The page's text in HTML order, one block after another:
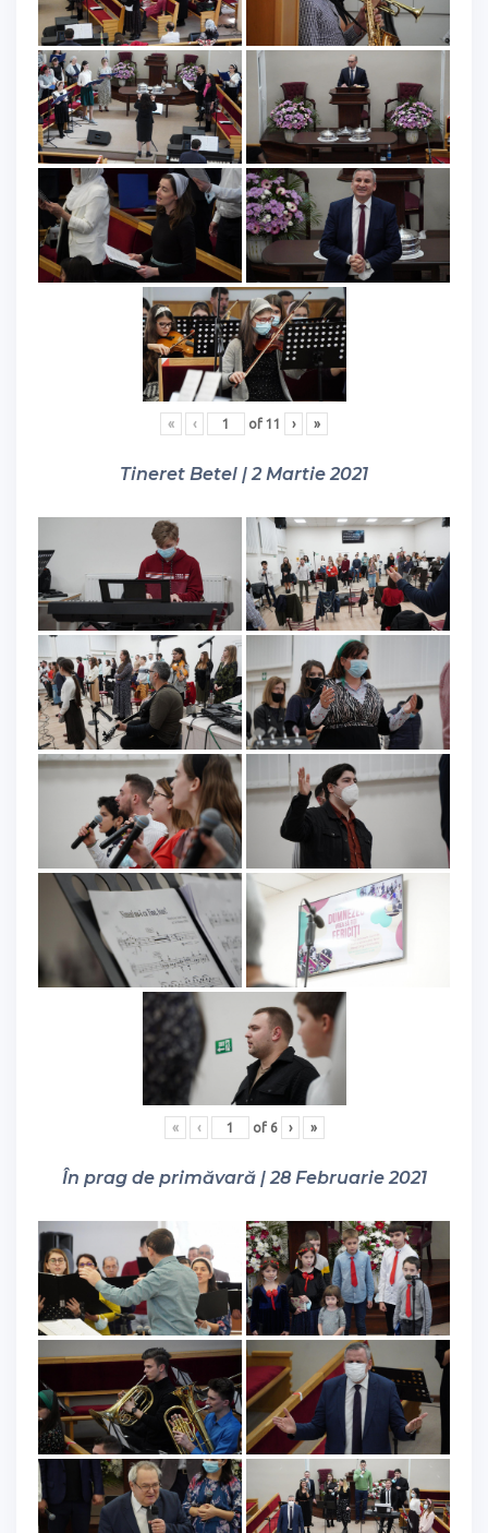
« ‹ of 11 › »
Tineret Betel | 2 Martie 2021
« ‹ of 6 › »
În prag de primăvară | 28 Februarie 2021